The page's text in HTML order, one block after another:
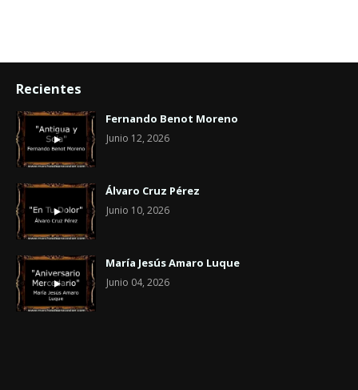
Recientes
Fernando Benot Moreno
Junio 12, 2026
Álvaro Cruz Pérez
Junio 10, 2026
María Jesús Amaro Luque
Junio 04, 2026